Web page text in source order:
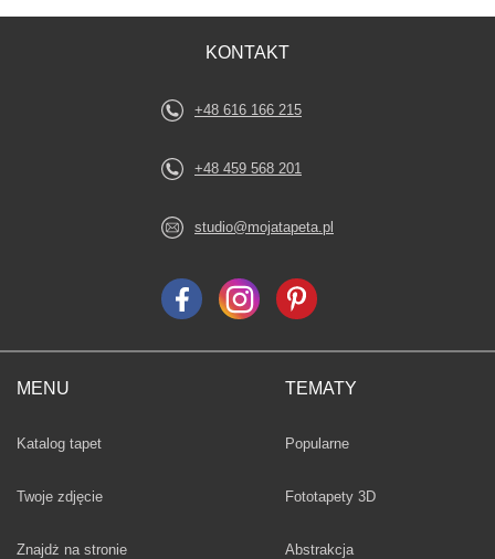
MENU
Katalog tapet
Twoje zdjęcie
Znajdż na stronie
TEMATY
Fototapety
Popularne
Fototapety 3D
Fototapety
Abstrakcja
KONTAKT
+48 616 166 215
+48 459 568 201
studio@mojatapeta.pl